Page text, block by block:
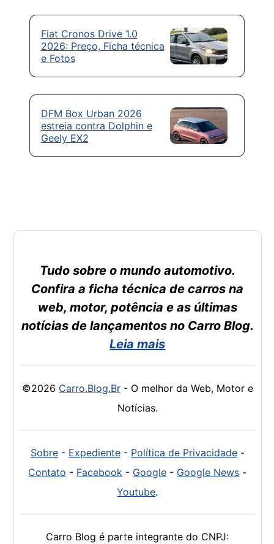
Fiat Cronos Drive 1.0
2026: Preço, Ficha técnica
e Fotos
DFM Box Urban 2026
estreia contra Dolphin e
Geely EX2
Tudo sobre o mundo automotivo.
Confira a ficha técnica de carros na
web, motor, potência e as últimas
notícias de lançamentos no Carro Blog.
Leia mais
©2026 Carro.Blog.Br- O melhor da Web, Motor e
Notícias.
Sobre- Expediente- Política de Privacidade-
Contato - Facebook - Google - Google News -
Youtube.
Carro Blog é parte integrante do CNPJ: